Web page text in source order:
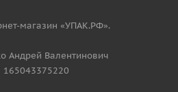
магазин «УПАК.РФ».
Андрей Валентинович